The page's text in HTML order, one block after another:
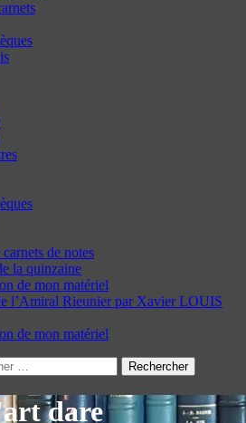
de notes
la quinzaine
de mon matériel
l’Amiral Rieunier par Xavier LOUIS
de mon matériel
dare